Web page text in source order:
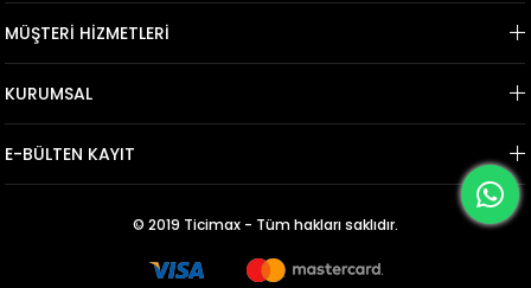
MÜŞTERİ HİZMETLERİ
KURUMSAL
E-BÜLTEN KAYIT
© 2019 Ticimax - Tüm hakları saklıdır.